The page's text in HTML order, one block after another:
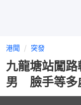
港聞 突發
九龍塘站闖
男 臉手等多